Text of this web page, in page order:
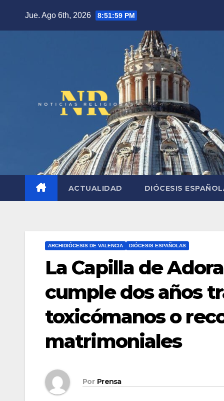
Jue. Ago 6th, 2026 8:52:00 PM
ACTUALIDAD DIÓCESIS
ARCHIDIÓCESIS DE VALENCIA DIÓCESIS ESPAÑOLAS
La Capilla de
cumple dos años
toxicómanos o
matrimoniales
Por Prensa